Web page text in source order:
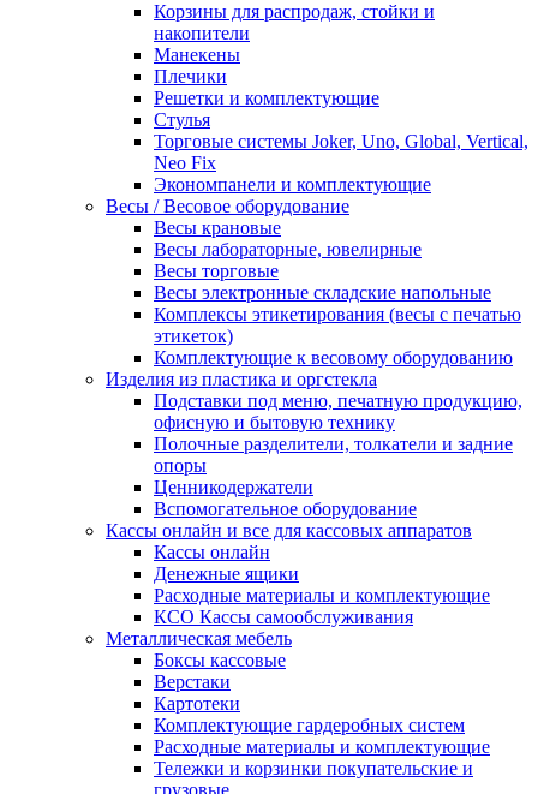
Корзины для распродаж, стойки и
накопители
Манекены
Плечики
Решетки и комплектующие
Стулья
Торговые системы Joker, Uno, Global, Vertical,
Neo Fix
Экономпанели и комплектующие
Весы / Весовое оборудование
Весы крановые
Весы лабораторные, ювелирные
Весы торговые
Весы электронные складские напольные
Комплексы этикетирования (весы с печатью
этикеток)
Комплектующие к весовому оборудованию
Изделия из пластика и оргстекла
Подставки под меню, печатную продукцию,
офисную и бытовую технику
Полочные разделители, толкатели и задние
опоры
Ценникодержатели
Вспомогательное оборудование
Кассы онлайн и все для кассовых аппаратов
Кассы онлайн
Денежные ящики
Расходные материалы и комплектующие
КСО Кассы самообслуживания
Металлическая мебель
Боксы кассовые
Верстаки
Картотеки
Комплектующие гардеробных систем
Расходные материалы и комплектующие
Тележки и корзинки покупательские и
грузовые